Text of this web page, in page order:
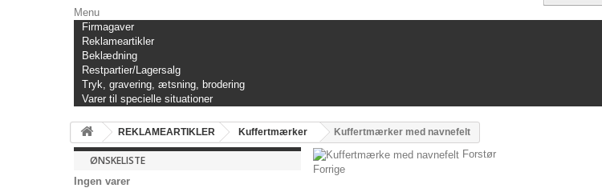
Menu
Firmagaver
Reklameartikler
Beklædning
Restpartier/Lagersalg
Tryk, gravering, ætsning, brodering
Varer til specielle situationer
REKLAMEARTIKLER Kuffertmærker Kuffertmærker med navnefelt
ØNSKELISTE
Ingen varer
Forstør
Forrige